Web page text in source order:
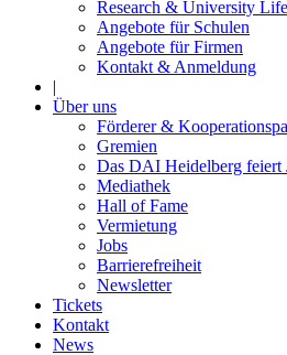
Research & University Life
Angebote für Schulen
Angebote für Firmen
Kontakt & Anmeldung
|
Über uns
Förderer &
Gremien
Das DAI Heidelberg feiert
Mediathek
Hall of Fame
Vermietung
Jobs
Barrierefreiheit
Newsletter
Tickets
Kontakt
News